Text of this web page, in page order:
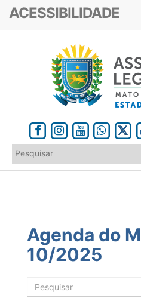
ACESSIBILIDADE
Agenda do
10/2025